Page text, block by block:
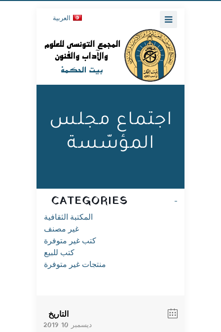
العربية
اجتماع مجلس
المؤسّسة
CATEGORIES
المكتبة الثقافية
غير مصنف
كتب غير متوفرة
كتب للبيع
منتجات غير متوفرة
التاريخ
ديسمبر 10 2019